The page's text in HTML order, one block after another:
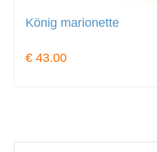
König marionette
€ 43.00